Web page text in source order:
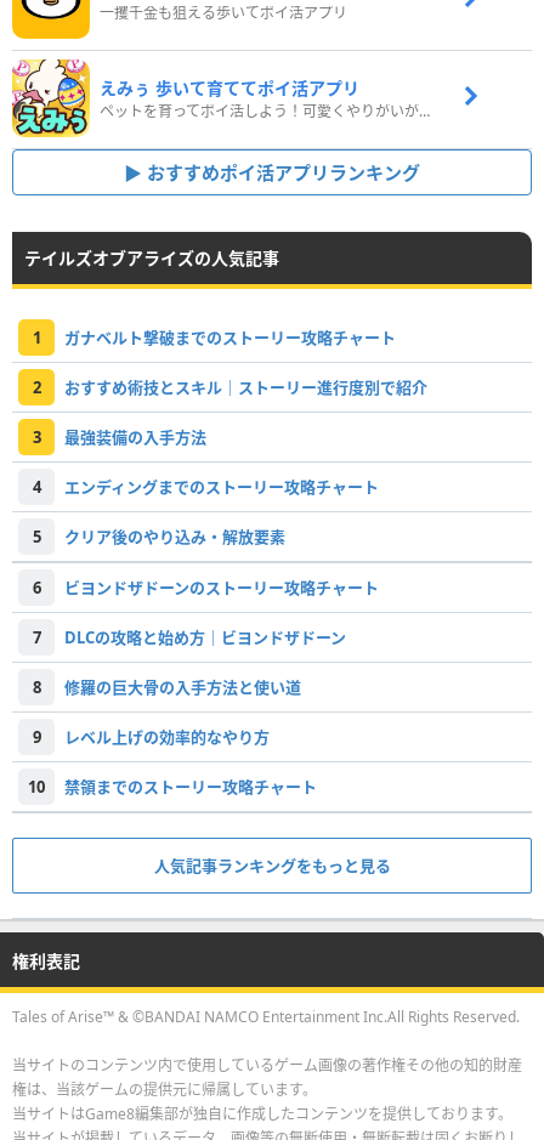
一攫千金も狙える歩いてポイ活アプリ
えみぅ 歩いて育ててポイ活アプリ
ペットを育ってポイ活しよう！可愛くやりがいがある新感覚アプリ
おすすめポイ活アプリランキング
テイルズオブアライズの人気記事
1 ガナベルト撃破までのストーリー攻略チャート
2 おすすめ術技とスキル｜ストーリー進行度別で紹介
3 最強装備の入手方法
4 エンディングまでのストーリー攻略チャート
5 クリア後のやり込み・解放要素
6 ビヨンドザドーンのストーリー攻略チャート
7 DLCの攻略と始め方｜ビヨンドザドーン
8 修羅の巨大骨の入手方法と使い道
9 レベル上げの効率的なやり方
10 禁領までのストーリー攻略チャート
人気記事ランキングをもっと見る
権利表記
Tales of Arise™ & ©BANDAI NAMCO Entertainment Inc.All Rights Reserved.
当サイトのコンテンツ内で使用しているゲーム画像の著作権その他の知的財産
権は、当該ゲームの提供元に帰属しています。
当サイトはGame8編集部が独自に作成したコンテンツを提供しております。